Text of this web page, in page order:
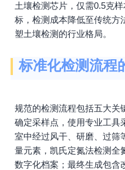
土壤检测芯片，仅需0.5克
标，检测成本降低至传统方
塑土壤检测的行业格局。
标准化检测流程
规范的检测流程包括五大关
确定采样点，使用专业工具
室中经过风干、研磨、过筛
量元素，凯氏定氮法检测全
数字化档案；最终生成包含